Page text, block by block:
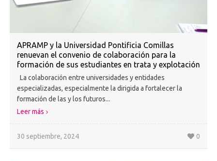
APRAMP y la Universidad Pontificia Comillas
renuevan el convenio de colaboración para la
formación de sus estudiantes en trata y explotación
La colaboración entre universidades y entidades
especializadas, especialmente la dirigida a fortalecer la
formación de las y los futuros...
Leer más
30 septiembre, 2024 0